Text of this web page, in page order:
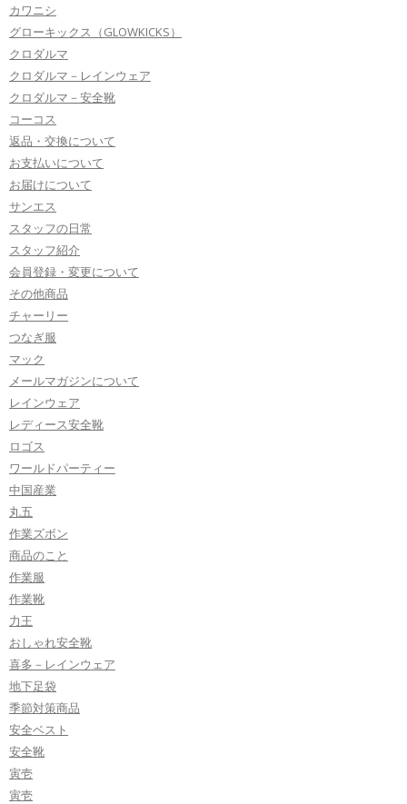
カワニシ
グローキックス（GLOWKICKS）
クロダルマ
クロダルマ－レインウェア
クロダルマ－安全靴
コーコス
返品・交換について
お支払いについて
お届けについて
サンエス
スタッフの日常
スタッフ紹介
会員登録・変更について
その他商品
チャーリー
つなぎ服
マック
メールマガジンについて
レインウェア
レディース安全靴
ロゴス
ワールドパーティー
中国産業
丸五
作業ズボン
商品のこと
作業服
作業靴
力王
おしゃれ安全靴
喜多－レインウェア
地下足袋
季節対策商品
安全ベスト
安全靴
寅壱
寅壱